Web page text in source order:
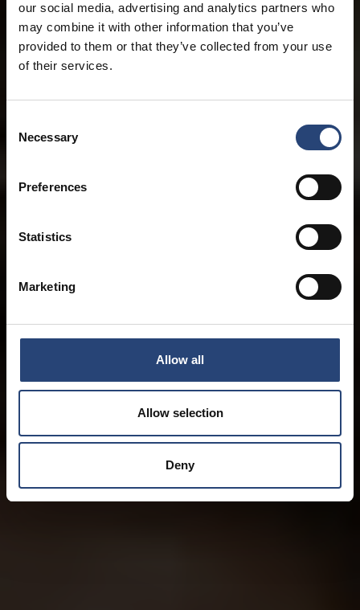
our social media, advertising and analytics partners who
may combine it with other information that you’ve
provided to them or that they’ve collected from your use
of their services.
Selection
Necessary
Preferences
Statistics
Marketing
Allow all
Allow selection
Deny